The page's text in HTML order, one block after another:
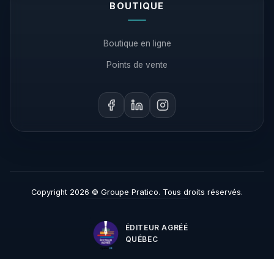
BOUTIQUE
Boutique en ligne
Points de vente
Copyright 2026 © Groupe Pratico. Tous droits réservés.
ÉDITEUR AGRÉÉ
QUÉBEC